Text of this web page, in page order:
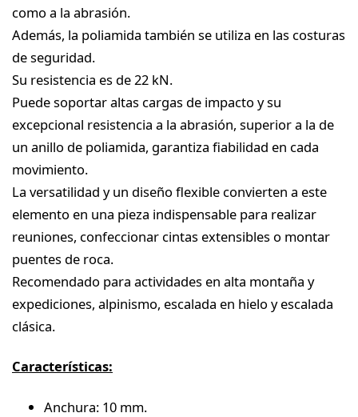
como a la abrasión.
Además, la poliamida también se utiliza en las costuras
de seguridad.
Su resistencia es de 22 kN.
Puede soportar altas cargas de impacto y su
excepcional resistencia a la abrasión, superior a la de
un anillo de poliamida, garantiza fiabilidad en cada
movimiento.
La versatilidad y un diseño flexible convierten a este
elemento en una pieza indispensable para realizar
reuniones, confeccionar cintas extensibles o montar
puentes de roca.
Recomendado para actividades en alta montaña y
expediciones, alpinismo, escalada en hielo y escalada
clásica.
Características:
Anchura: 10 mm.